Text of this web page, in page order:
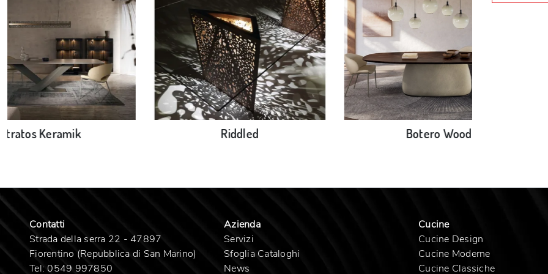
Stratos Keramik Riddled Botero Wood
Contatti
Strada della serra 22 - 47897
Fiorentino (Repubblica di San Marino)
Tel: 0549 997850
Azienda
Servizi
Sfoglia Cataloghi
News
Cucine
Cucine Design
Cucine Moderne
Cucine Classiche